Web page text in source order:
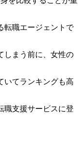
転職エージェントで
しまう前に、女性の
いてランキングも高
職支援サービスに登